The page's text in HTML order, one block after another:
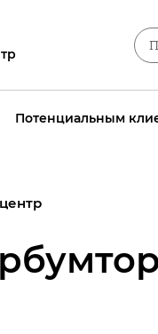
Потенциальным